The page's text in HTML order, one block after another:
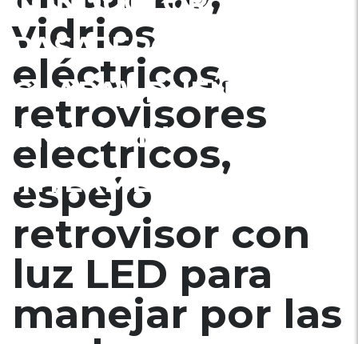
PASAJERO (NO TIENE
CHAPA). DUEÑO
ÚNICO SIN
INTERMEDIARIOS.
vidrios
eléctricos,
retrovisores
electricos,
espejo
retrovisor con
luz LED para
manejar por las